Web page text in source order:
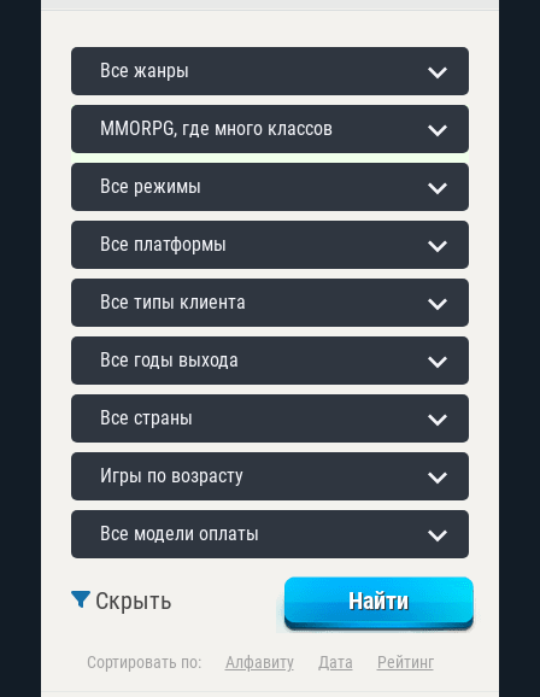
Все жанры
MMORPG, где много классов
Все режимы
Все платформы
Все типы клиента
Все годы выхода
Все страны
Игры по возрасту
Все модели оплаты
Скрыть
Сортировать по: Алфавиту Дата Рейтинг